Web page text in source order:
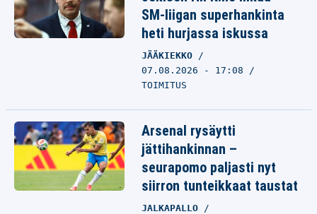
SM-liigan superhankinta
heti hurjassa iskussa
JÄÄKIEKKO
07.08.2026 - 17:08
TOIMITUS
Arsenal rysäytti
jättihankinnan –
seurapomo paljasti nyt
siirron tunteikkaat taustat
JALKAPALLO